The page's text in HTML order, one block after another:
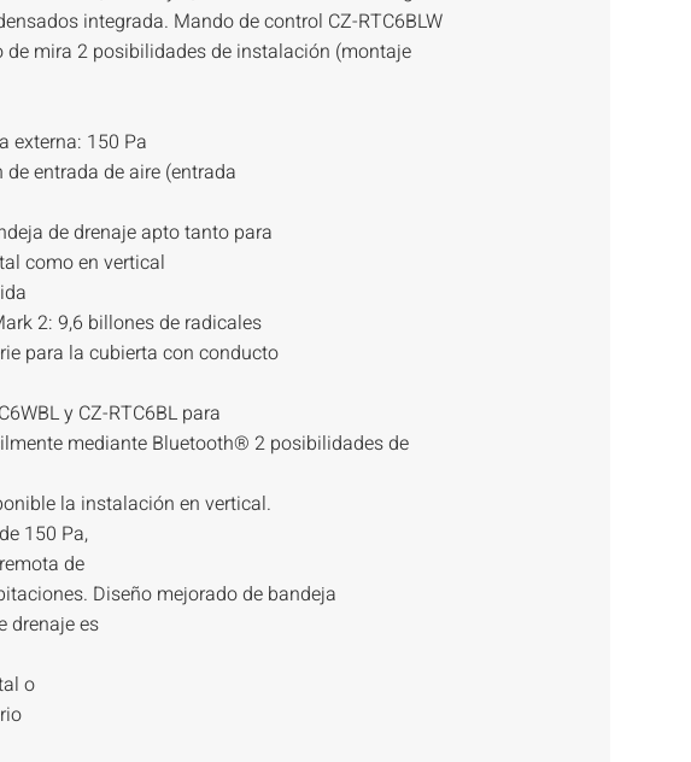
integrada. Mando de control CZ-RTC6BLW
de mira 2 posibilidades de instalación (montaje
externa: 150 Pa
de entrada de aire (entrada
de drenaje apto tanto para
como en vertical
2: 9,6 billones de radicales
para la cubierta con conducto
y CZ-RTC6BL para
mediante Bluetooth® 2 posibilidades de
la instalación en vertical.
150 Pa,
de
Diseño mejorado de bandeja
drenaje es
o